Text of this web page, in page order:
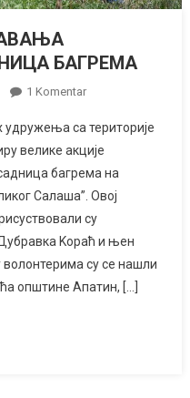
БАГРЕМА
1 KomentarNa
АКЦИЈИ
ПОШУМЉАВАЊА
ПОСАЂЕНО
3000
САДНИЦА
БАГРЕМА
удружења са територије
велике акције
багрема на
Салаша”. Овој
су
Kораћ и њен
су се нашли
општине Апатин, […]